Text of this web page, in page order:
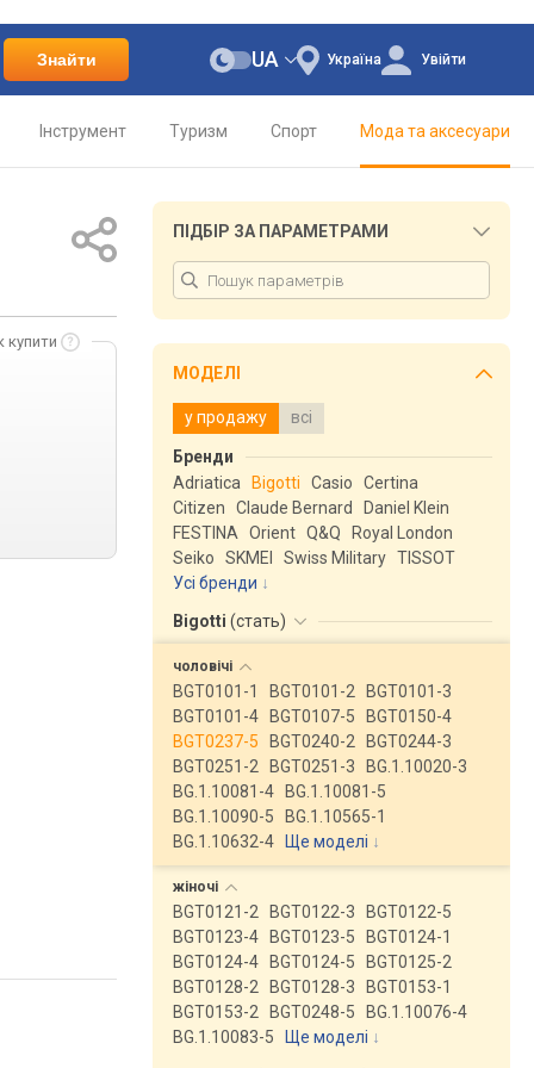
Знайти Україна
UA Увійти
Інструмент Туризм Спорт Мода та аксесуари
купити
ПІДБІР ЗА ПАРАМЕТРАМИ
МОДЕЛІ
у продажу всі
Бренди
Adriatica
Bigotti Casio
Certina
Citizen
Claude Bernard
Daniel Klein
FESTINA
Orient Q&Q
Royal London
Seiko
SKMEI Swiss Military TISSOT
Усі бренди
Bigotti (стать)
чоловічі
BGT0101-1 BGT0101-2
BGT0101-3
BGT0101-4
BGT0107-5
BGT0150-4
BGT0237-5
BGT0240-2
BGT0244-3
BGT0251-2
BGT0251-3
BG.1.10020-3
BG.1.10081-4
BG.1.10081-5
BG.1.10090-5
BG.1.10565-1
BG.1.10632-4
Ще моделі ↓
жіночі
BGT0121-2 BGT0122-3
BGT0122-5
BGT0123-4
BGT0123-5
BGT0124-1
BGT0124-4
BGT0124-5
BGT0125-2
BGT0128-2
BGT0128-3
BGT0153-1
BGT0153-2
BGT0248-5
BG.1.10076-4
BG.1.10083-5
Ще моделі ↓